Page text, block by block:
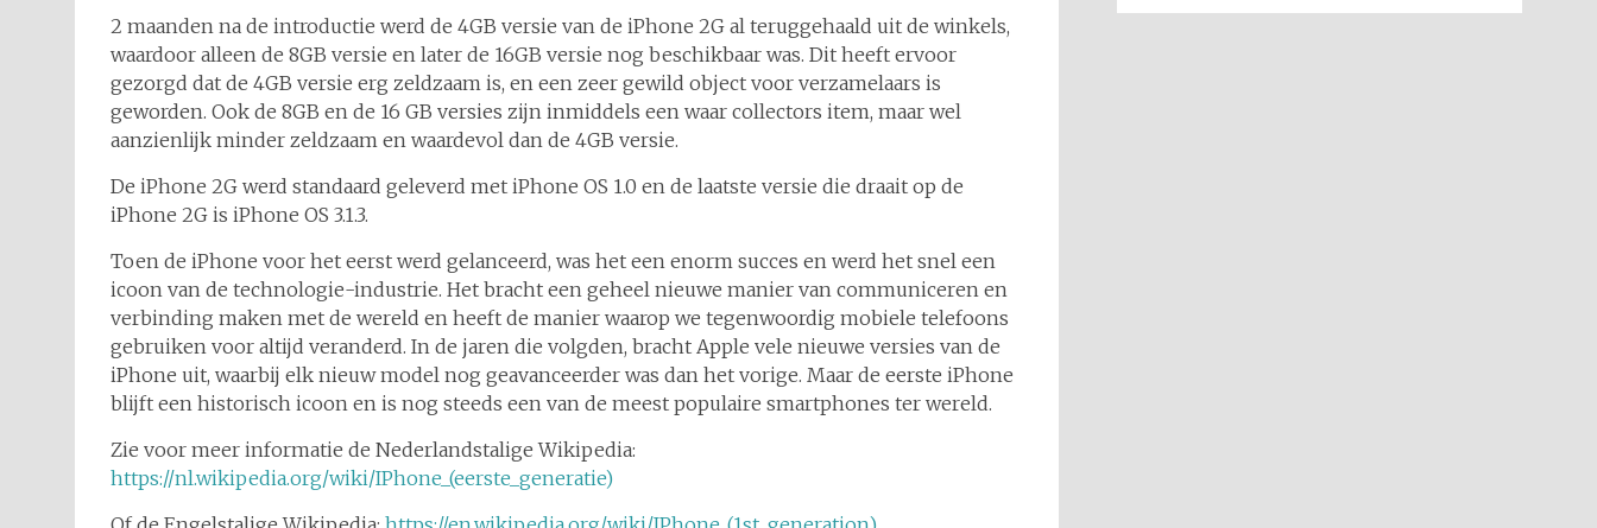
2 maanden na de introductie werd de 4GB versie van de iPhone 2G al teruggehaald uit de winkels,
waardoor alleen de 8GB versie en later de 16GB versie nog beschikbaar was. Dit heeft ervoor
gezorgd dat de 4GB versie erg zeldzaam is, en een zeer gewild object voor verzamelaars is
geworden. Ook de 8GB en de 16 GB versies zijn inmiddels een waar collectors item, maar wel
aanzienlijk minder zeldzaam en waardevol dan de 4GB versie.
De iPhone 2G werd standaard geleverd met iPhone OS 1.0 en de laatste versie die draait op de
iPhone 2G is iPhone OS 3.1.3.
Toen de iPhone voor het eerst werd gelanceerd, was het een enorm succes en werd het snel een
icoon van de technologie-industrie. Het bracht een geheel nieuwe manier van communiceren en
verbinding maken met de wereld en heeft de manier waarop we tegenwoordig mobiele telefoons
gebruiken voor altijd veranderd. In de jaren die volgden, bracht Apple vele nieuwe versies van de
iPhone uit, waarbij elk nieuw model nog geavanceerder was dan het vorige. Maar de eerste iPhone
blijft een historisch icoon en is nog steeds een van de meest populaire smartphones ter wereld.
Zie voor meer informatie de Nederlandstalige Wikipedia:
https://nl.wikipedia.org/wiki/IPhone_(eerste_generatie)